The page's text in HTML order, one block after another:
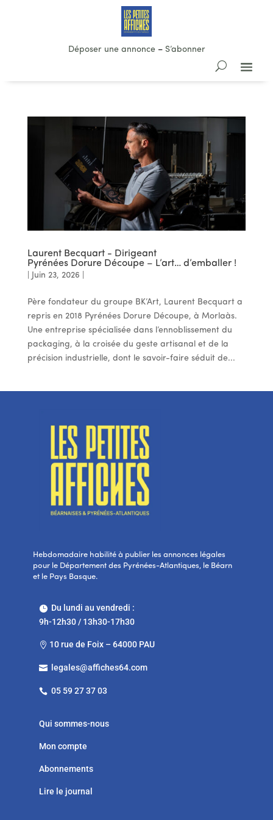
Déposer une annonce– S’abonner
Laurent Becquart - Dirigeant
Pyrénées Dorure Découpe – L’art… d’emballer !
Juin 23, 2026
Père fondateur du groupe BK’Art, Laurent Becquart a
repris en 2018 Pyrénées Dorure Découpe, à Morlaàs.
Une entreprise spécialisée dans l’ennoblissement du
packaging, à la croisée du geste artisanal et de la
précision industrielle, dont le savoir-faire séduit de...
Hebdomadaire habilité à publier les annonces légales
pour le Département des Pyrénées-Atlantiques, le Béarn
et le Pays Basque.
Du lundi au vendredi :
9h-12h30 / 13h30-17h30
 10 rue de Foix – 64000 PAU
 legales@affiches64.com
 05 59 27 37 03
Qui sommes-nous
Mon compte
Abonnements
Lire le journal